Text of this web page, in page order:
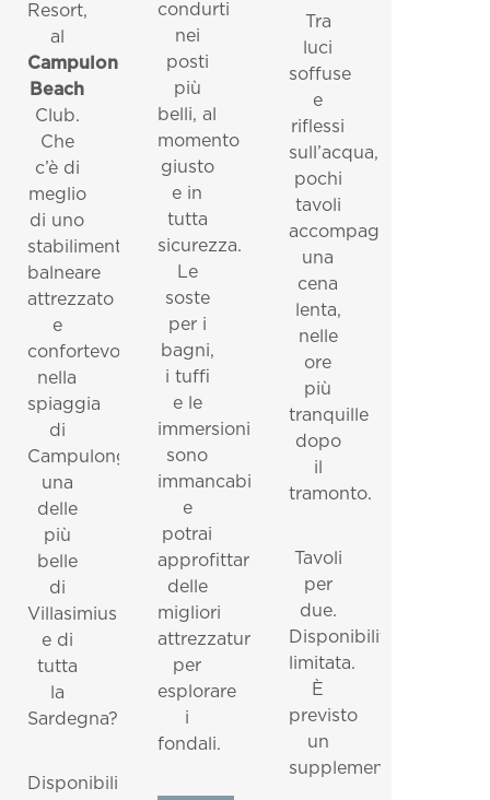
Resort,
al
Campulongu
Beach
Club.
Che
c’è di
meglio
di uno
stabilimento
balneare
attrezzato
e
confortevole
nella
spiaggia
di
Campulongu,
una
delle
più
belle
di
Villasimius
e di
tutta
la
Sardegna?
Disponibili
condurti
nei
posti
più
belli, al
momento
giusto
e in
tutta
sicurezza.
Le
soste
per i
bagni,
i tuffi
e le
immersioni
sono
immancabili
e
potrai
approfittare
delle
migliori
attrezzature
per
esplorare
i
fondali.
Tra
luci
soffuse
e
riflessi
sull’acqua,
pochi
tavoli
accompagnano
una
cena
lenta,
nelle
ore
più
tranquille
dopo
il
tramonto.
Tavoli
per
due.
Disponibilità
limitata.
È
previsto
un
supplemento.